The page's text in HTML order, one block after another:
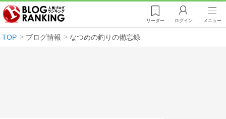
リーダー ログイン メニュー
TOP ブログ情報 なつめの釣りの備忘録